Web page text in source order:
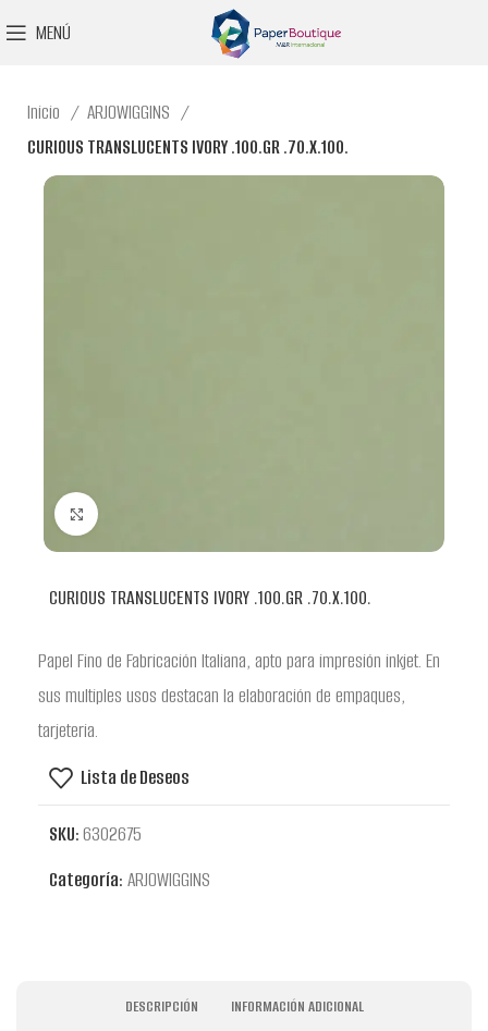
MENÚ
Inicio
ARJOWIGGINS
CURIOUS TRANSLUCENTS IVORY .100.GR .70.X.100.
CURIOUS TRANSLUCENTS IVORY .100.GR .70.X.100.
Papel Fino de Fabricación Italiana, apto para impresión inkjet. En
sus multiples usos destacan la elaboración de empaques,
tarjeteria.
Lista de Deseos
SKU:6302675
Categoría: ARJOWIGGINS
DESCRIPCIÓN INFORMACIÓN ADICIONAL